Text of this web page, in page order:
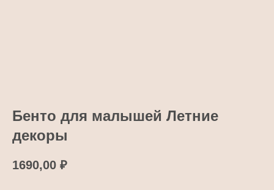
Бенто для малышей Летние
декоры
1690,00 ₽